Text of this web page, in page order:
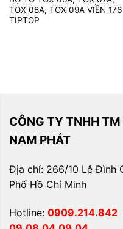
TOX 08A, TOX 09A VIỀN 176
TIPTOP
CÔNG TY TNHH
NAM PHÁT
Địa chỉ: 266/10 Lê Đình
Phố Hồ Chí Minh
Hotline: 0909.214.842